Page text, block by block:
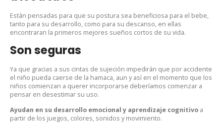
Están pensadas para que su postura sea beneficiosa para el bebe,
tanto para su desarrollo, como para su descanso, en ellas
encontraran la primeros mejores sueños cortos de su vida.
Son seguras
Ya que gracias a sus cintas de sujeción impedirán que por accidente
el niño pueda caerse de la hamaca, aun y así en el momento que los
niños comienzan a querer incorporarse deberíamos comenzar a
pensar en desestimar su uso.
Ayudan en su desarrollo emocional y aprendizaje cognitivo a
partir de los juegos, colores, sonidos y movimiento.